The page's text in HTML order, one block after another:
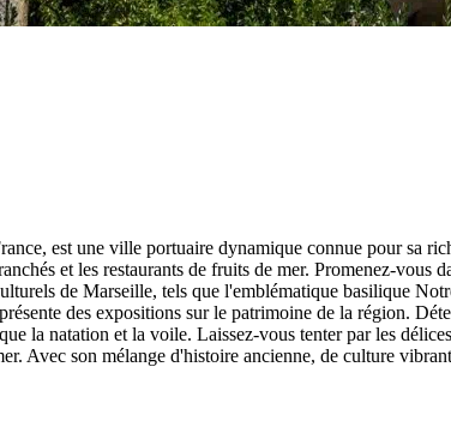
est une ville portuaire dynamique connue pour
et les restaurants de fruits de mer. Promenez-
de Marseille, tels que l'emblématique basilique
des expositions sur le patrimoine de la région.
la natation et la voile. Laissez-vous tenter par les
Avec son mélange d'histoire ancienne, de culture